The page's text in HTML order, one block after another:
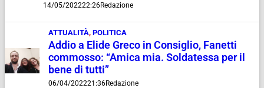
14/05/202222:26Redazione
ATTUALITÀ, POLITICA
Addio a Elide Greco in Consiglio, Fanetti
commosso: “Amica mia. Soldatessa per il
bene di tutti”
06/04/202221:36Redazione